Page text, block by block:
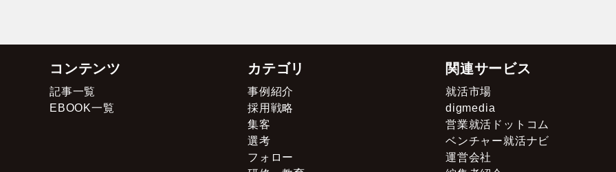
コンテンツ
記事一覧
EBOOK一覧
カテゴリ
事例紹介
採用戦略
集客
選考
フォロー
関連サービス
就活市場
digmedia
営業就活ドットコム
ベンチャー就活ナビ
運営会社